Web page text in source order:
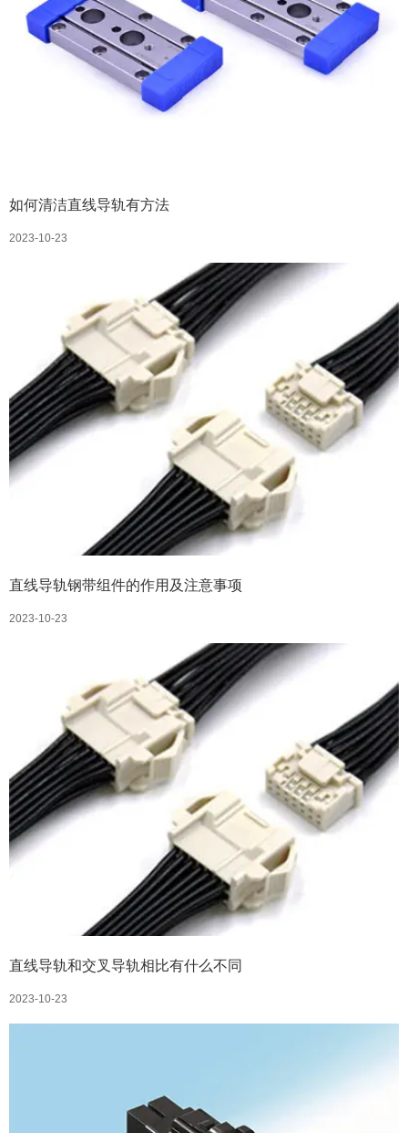
如何清洁直线导轨有方法
2023-10-23
直线导轨钢带组件的作用及注意事项
2023-10-23
直线导轨和交叉导轨相比有什么不同
2023-10-23